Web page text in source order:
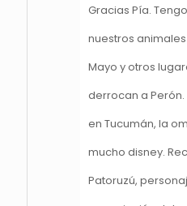
Gracias Pía.
nuestros
Mayo y otros
derrocan a
en Tucumán, la
mucho disney.
Patoruzú,